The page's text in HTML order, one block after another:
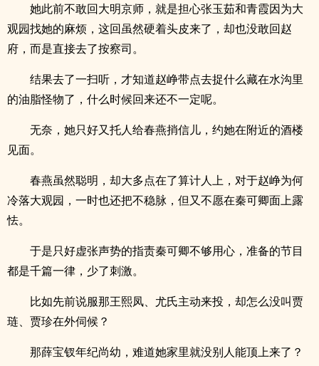
她此前不敢回大明京师，就是担心张玉茹和青霞因为大
观园找她的麻烦，这回虽然硬着头皮来了，却也没敢回赵
府，而是直接去了按察司。
结果去了一扫听，才知道赵峥带点去捉什么藏在水沟里
的油脂怪物了，什么时候回来还不一定呢。
无奈，她只好又托人给春燕捎信儿，约她在附近的酒楼
见面。
春燕虽然聪明，却大多点在了算计人上，对于赵峥为何
冷落大观园，一时也还把不稳脉，但又不愿在秦可卿面上露
怯。
于是只好虚张声势的指责秦可卿不够用心，准备的节目
都是千篇一律，少了刺激。
比如先前说服那王熙凤、尤氏主动来投，却怎么没叫贾
琏、贾珍在外伺候？
那薛宝钗年纪尚幼，难道她家里就没别人能顶上来了？